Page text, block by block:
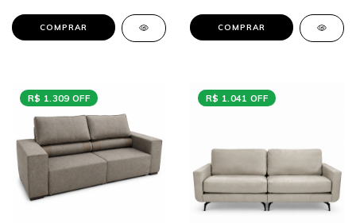
COMPRAR COMPRAR
R$ 1.309 OFF R$ 1.041 OFF